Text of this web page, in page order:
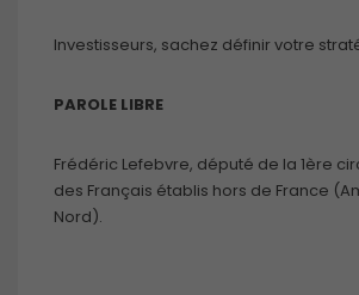
Investisseurs, sachez définir votre
PAROLE LIBRE
Frédéric Lefebvre, député de la 1ère
des Français établis hors de France
Nord).